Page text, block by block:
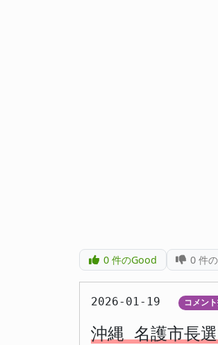
0件のGood 0 件
2026-01-19 コメン
沖縄 名護市長